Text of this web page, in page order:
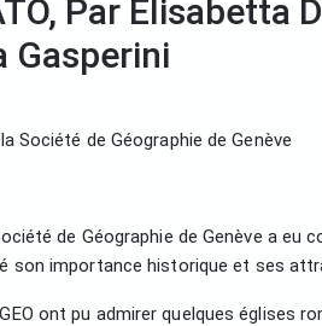
Par
Gasperini
Société de Géographie de Genève
de Géographie de Genève a
son importance historique et ses
ont pu admirer quelques églises